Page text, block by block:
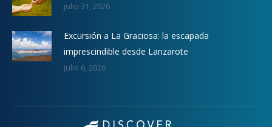
julio 31, 2026
Excursión a La Graciosa: la escapada
imprescindible desde Lanzarote
julio 6, 2026